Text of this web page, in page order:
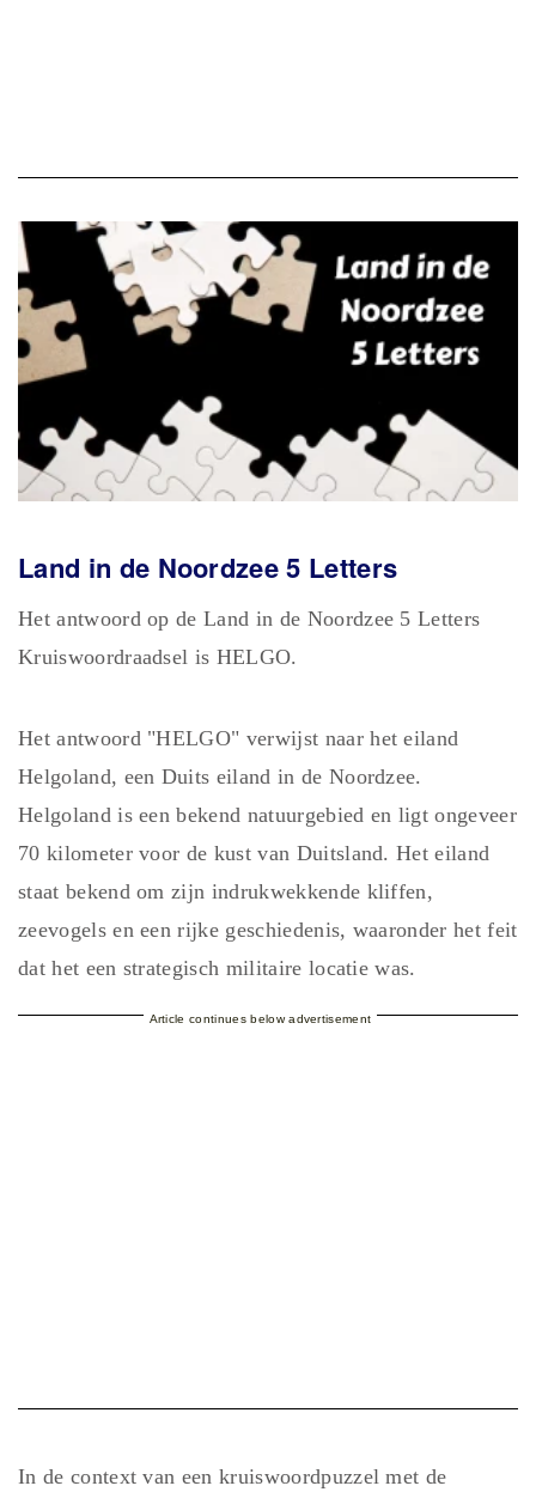
Land in de Noordzee 5 Letters
Het antwoord op de Land in de Noordzee 5 Letters
Kruiswoordraadsel is HELGO.
Het antwoord "HELGO" verwijst naar het eiland
Helgoland, een Duits eiland in de Noordzee.
Helgoland is een bekend natuurgebied en ligt ongeveer
70 kilometer voor de kust van Duitsland. Het eiland
staat bekend om zijn indrukwekkende kliffen,
zeevogels en een rijke geschiedenis, waaronder het feit
dat het een strategisch militaire locatie was.
Article continues below advertisement
In de context van een kruiswoordpuzzel met de